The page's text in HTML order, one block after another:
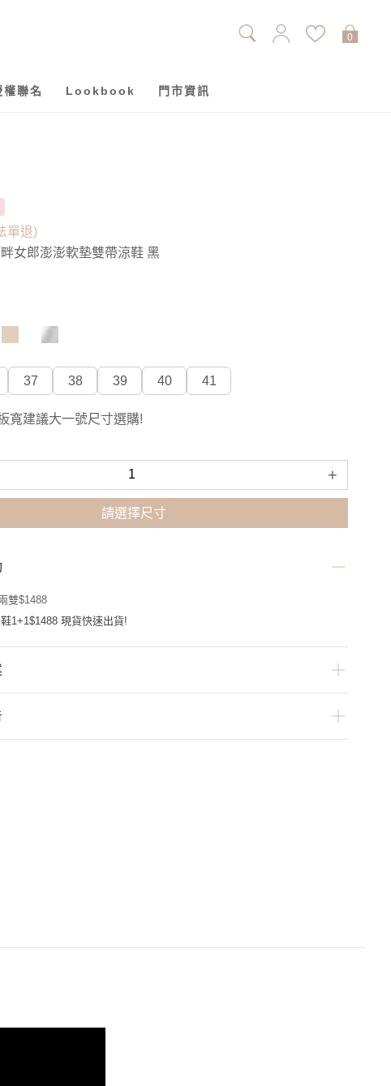
權聯名 Lookbook 門市資訊
單退)
女郎澎澎軟墊雙帶涼鞋 黑
37 38 39 40 41
寬建議大一號尺寸選購!
+
請選擇尺寸
雙$1488
1+1$1488 現貨快速出貨!
0